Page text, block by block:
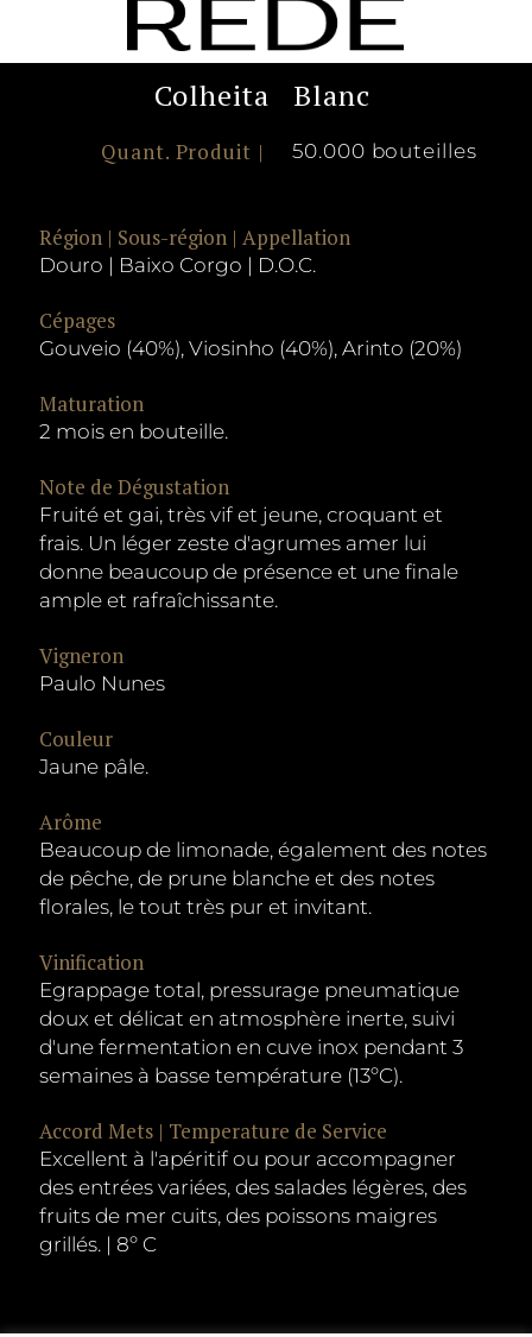
Blanc
Colheita
Région | Sous-région | Appellation
Douro | Baixo Corgo | D.O.C.
Cépages
Gouveio (40%), Viosinho (40%), Arinto (20%)
Maturation
2 mois en bouteille.
Note de Dégustation
Fruité et gai, très vif et jeune, croquant et
frais. Un léger zeste d'agrumes amer lui
donne beaucoup de présence et une finale
ample et rafraîchissante.
Vigneron
Paulo Nunes
Couleur
Jaune pâle.
Arôme
Beaucoup de limonade, également des notes
de pêche, de prune blanche et des notes
florales, le tout très pur et invitant.
Vinification
Egrappage total, pressurage pneumatique
doux et délicat en atmosphère inerte, suivi
d'une fermentation en cuve inox pendant 3
semaines à basse température (13ºC).
Accord Mets | Temperature de Service
Excellent à l'apéritif ou pour accompagner
des entrées variées, des salades légères, des
fruits de mer cuits, des poissons maigres
grillés. | 8º C
Quant. Produit | 50.000 bouteilles